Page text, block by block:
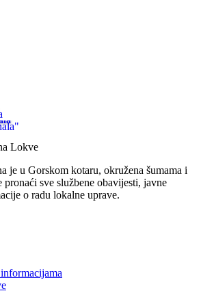
Lokve
je u Gorskom kotaru, okružena šumama i
pronaći sve službene obavijesti, javne
o radu lokalne uprave.